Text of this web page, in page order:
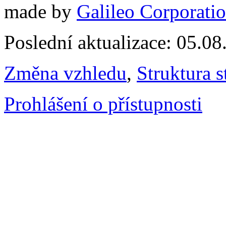
made by Galileo
Poslední aktualizace:
Změna vzhledu, Struktura
Prohlášení o přístupnosti